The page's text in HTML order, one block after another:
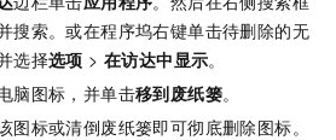
搜索。或在程序坞右键单击待删除的无
选择选项 >在访达中显示。
脑图标，并单击移到废纸篓。
图标或清倒废纸篓即可彻底删除图标。